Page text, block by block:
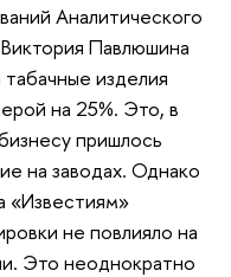
Аналитического
Павлюшина
изделия
на 25%. Это, в
пришлось
на заводах. Однако
«Известиям»
не повлияло на
Это неоднократно